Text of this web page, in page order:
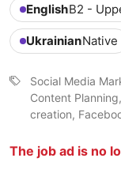
EnglishB2 -
UkrainianNative
Social Media
Content
creation,
The job ad is no